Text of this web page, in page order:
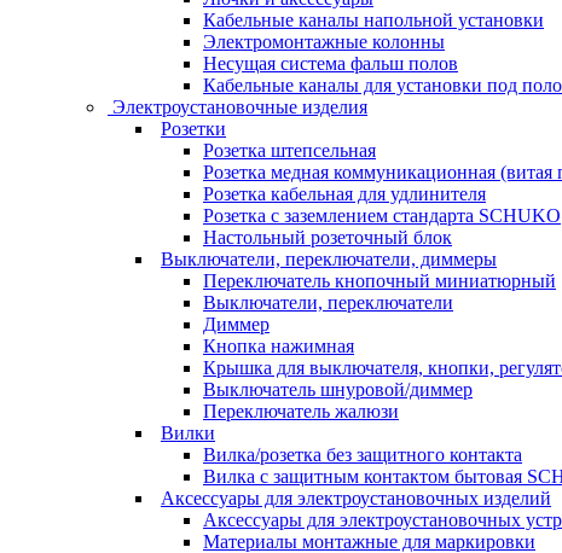
Кабельные каналы напольной установки
Электромонтажные колонны
Несущая система фальш полов
Кабельные каналы для установки под
Электроустановочные изделия
Розетки
Розетка штепсельная
Розетка медная коммуникационная (витая
Розетка кабельная для удлинителя
Розетка с заземлением стандарта SCHUKO
Настольный розеточный блок
Выключатели, переключатели, диммеры
Переключатель кнопочный миниатюрный
Выключатели, переключатели
Диммер
Кнопка нажимная
Крышка для выключателя, кнопки,
Выключатель шнуровой/диммер
Переключатель жалюзи
Вилки
Вилка/розетка без защитного контакта
Вилка с защитным контактом бытовая
Аксессуары для электроустановочных изделий
Аксессуары для электроустановочных
Материалы монтажные для маркировки